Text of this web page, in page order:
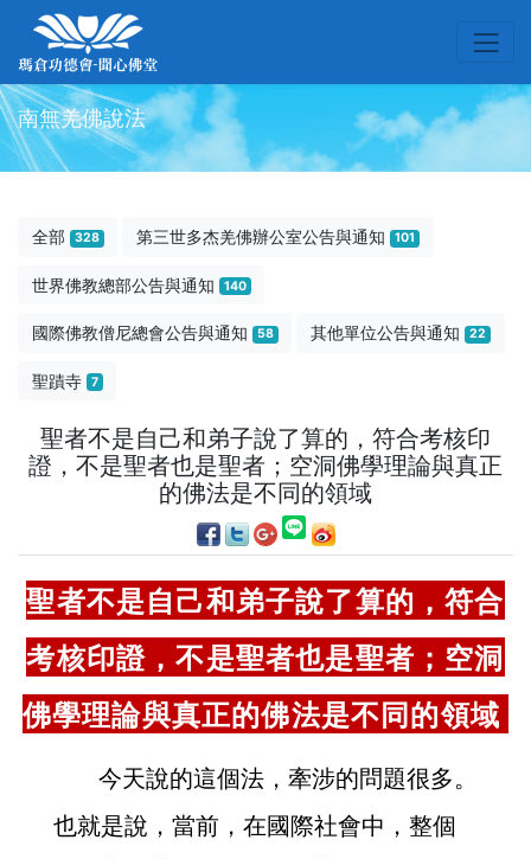
南無羌佛說法
全部 328 第三世多杰羌佛辦公室公告與通知 101
世界佛教總部公告與通知 140
國際佛教僧尼總會公告與通知 58 其他單位公告與通知 22
聖蹟寺 7
聖者不是自己和弟子說了算的，符合考核印
證，不是聖者也是聖者；空洞佛學理論與真正
的佛法是不同的領域
聖者不是自己和弟子說了算的，符合
考核印證，不是聖者也是聖者；空洞
佛學理論與真正的佛法是不同的領域
今天說的這個法，牽涉的問題很多。
也就是說，當前，在國際社會中，整個